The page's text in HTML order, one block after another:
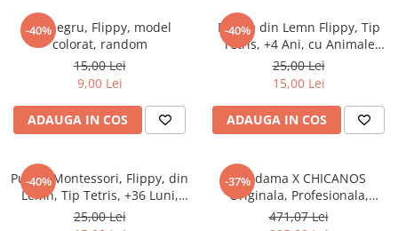
-40%
Pix negru, Flippy, model
colorat, random
15,00 Lei
9,00 Lei
ADAUGA IN COS
-40%
Puzzle din Lemn Flippy, Tip
Tetris, +4 Ani, cu Animale
Colorate 3D, 40 Piese,
Multicolor
25,00 Lei
15,00 Lei
ADAUGA IN COS
-40%
Puzzle Montessori, Flippy, din
Lemn, Tip Tetris, +36 Luni,
Forme Neregulate, 40 Piese,
25,00 Lei
-37%
Kendama X CHICANOS
Originala, Profesionala,
Flippy, Big Cups V2, Super
471,07 Lei